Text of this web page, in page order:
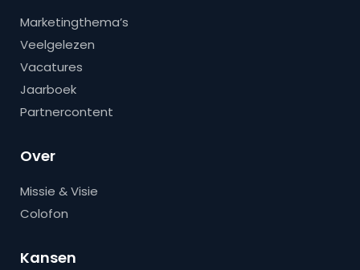
Marketingthema’s
Veelgelezen
Vacatures
Jaarboek
Partnercontent
Over
Missie & Visie
Colofon
Kansen